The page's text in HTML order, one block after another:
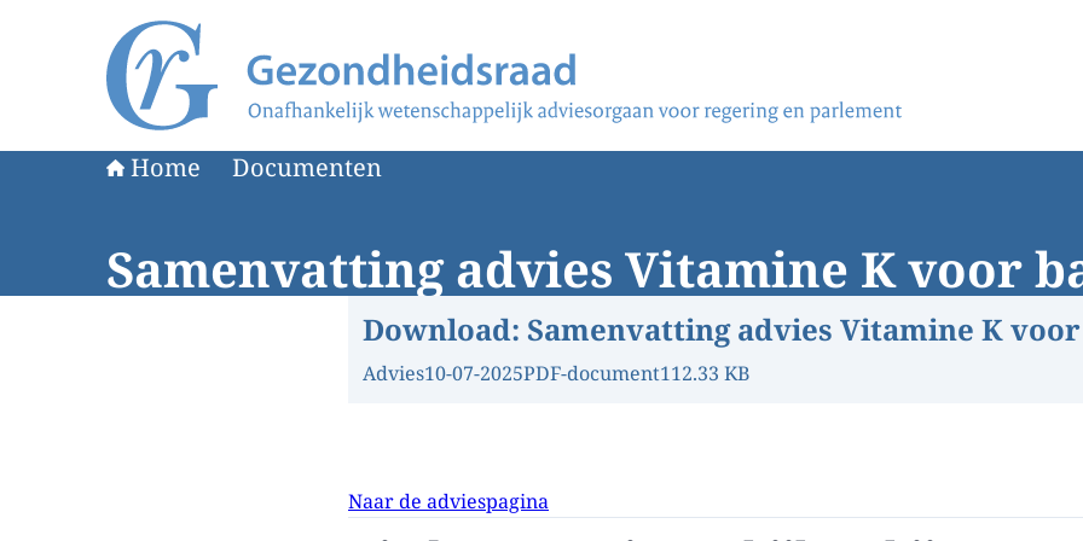
Naar de homepage van Gezondheidsraad
Home Documenten
Samenvatting advies Vitamine K voor
Download: Samenvatting advies Vitamine K voor
Advies10-07-2025PDF-document112.33 KB
Naar de adviespagina